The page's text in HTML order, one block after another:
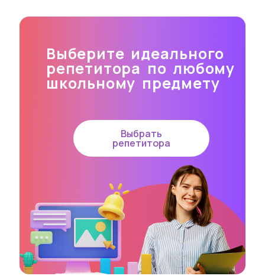
Выберите идеального
репетитора по любому
школьному предмету
Выбрать
репетитора